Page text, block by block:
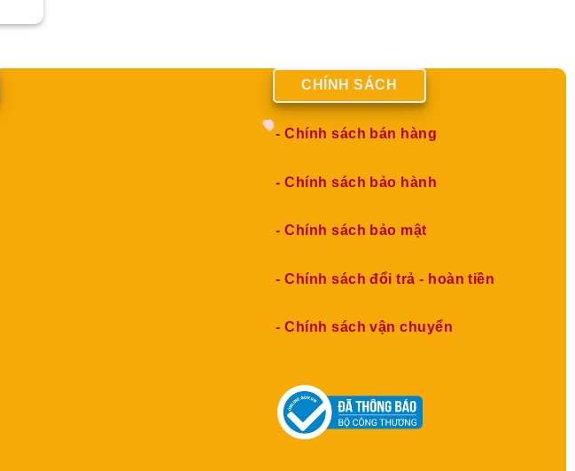
CHÍNH SÁCH
- Chính sách bán hàng
- Chính sách bảo hành
- Chính sách bảo mật
- Chính sách đổi trả - hoàn tiền
- Chính sách vận chuyển